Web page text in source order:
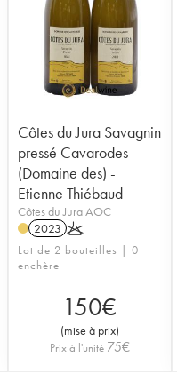
Côtes du Jura Savagnin
pressé Cavarodes
(Domaine des) -
Etienne Thiébaud
Côtes du Jura AOC
2023 K
Lot de 2 bouteilles | 0
enchère
150€
(mise à prix)
Prix à l'unité 75€